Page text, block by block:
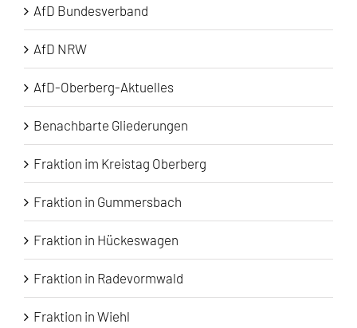
AfD Bundesverband
AfD NRW
AfD-Oberberg-Aktuelles
Benachbarte Gliederungen
Fraktion im Kreistag Oberberg
Fraktion in Gummersbach
Fraktion in Hückeswagen
Fraktion in Radevormwald
Fraktion in Wiehl